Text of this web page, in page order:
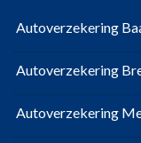
Autoverzekering
Autoverzekering
Autoverzekering